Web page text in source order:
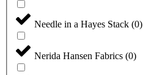
Needle in a Hayes Stack (0)
Nerida Hansen Fabrics (0)